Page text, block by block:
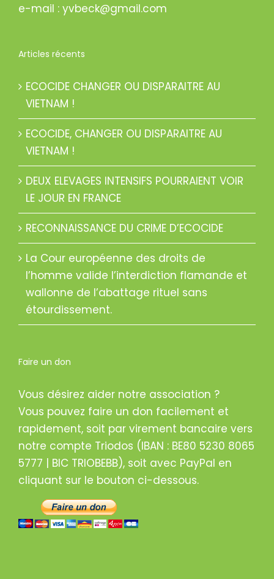
e-mail : yvbeck@gmail.com
Articles récents
ECOCIDE CHANGER OU DISPARAITRE AU
VIETNAM !
ECOCIDE, CHANGER OU DISPARAITRE AU
VIETNAM !
DEUX ELEVAGES INTENSIFS POURRAIENT VOIR
LE JOUR EN FRANCE
RECONNAISSANCE DU CRIME D’ECOCIDE
La Cour européenne des droits de
l’homme valide l’interdiction flamande et
wallonne de l’abattage rituel sans
étourdissement.
Faire un don
Vous désirez aider notre association ?
Vous pouvez faire un don facilement et
rapidement, soit par virement bancaire vers
notre compte Triodos (IBAN : BE80 5230 8065
5777 | BIC TRIOBEBB), soit avec PayPal en
cliquant sur le bouton ci-dessous.